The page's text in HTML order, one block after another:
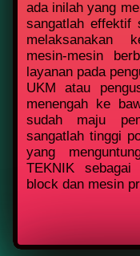
ada inilah yang
sangatlah effektif
melaksanakan
mesin-mesin
layanan pada
UKM atau
menengah ke
sudah maju
sangatlah tinggi
yang
TEKNIK sebagai
block dan mesin